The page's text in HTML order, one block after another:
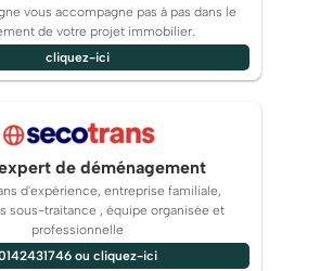
vous accompagne pas à pas dans le
de votre projet immobilier.
cliquez-ici
de déménagement
d'expérience, entreprise familiale,
sous-traitance , équipe organisée et
professionnelle
ou cliquez-ici